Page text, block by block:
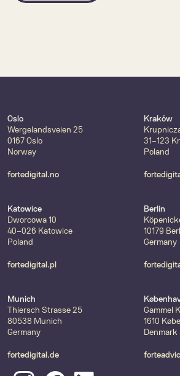
kierować się w
sama
Oslo
Wergelandsveien 25
0167 Oslo
Norway
fortedigital.no
Kraków
31-123
Poland
Katowice
Dworcowa 10
40-026 Katowice
Poland
fortedigital.pl
Berlin
10179
Germany
Munich
Thiersch Strasse 25
80538 Munich
Germany
fortedigital.de
Gammel
1610
Denmark